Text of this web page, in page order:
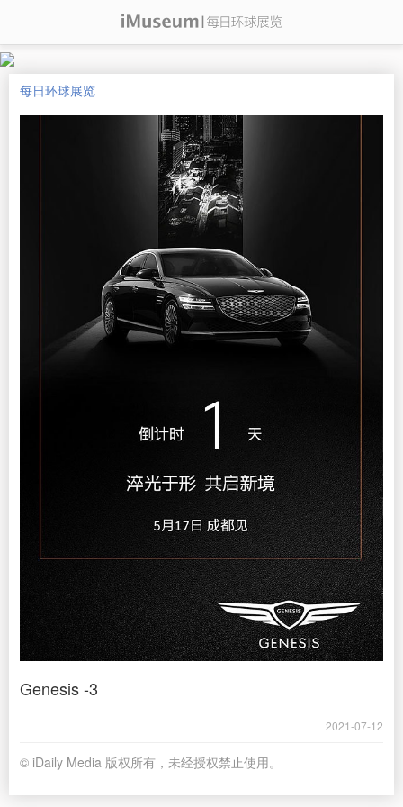
每日环球展览
Genesis -3
2021-07-12
© iDaily Media 版权所有，未经授权禁止使用。